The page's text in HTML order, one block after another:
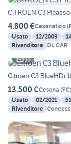
CITROEN C3
4.800 €Cesenatico(
Usato
12/2009
Rivenditore DL CAR
15
Citroen C3 BlueHDi
13.500 €Cesena (FC)
Usato
02/2021
Rivenditore